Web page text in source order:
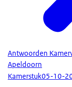
Antwoorden
Apeldoorn
Kamerstuk05-10-